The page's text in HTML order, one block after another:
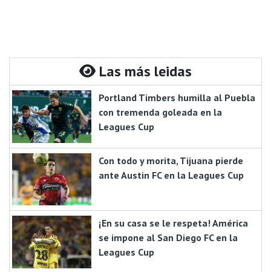
Las más leidas
Portland Timbers humilla al Puebla
con tremenda goleada en la
Leagues Cup
Con todo y morita, Tijuana pierde
ante Austin FC en la Leagues Cup
¡En su casa se le respeta! América
se impone al San Diego FC en la
Leagues Cup